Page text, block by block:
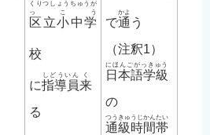
区立小中学
校
くりつしょうちゅうが
っこう
に指導員
しどういん
来
く
る
で通
かよ
う
（注釈1）
日本語学級
にほんごがっきゅう
の
通級時間帯
つうきゅうじかんたい